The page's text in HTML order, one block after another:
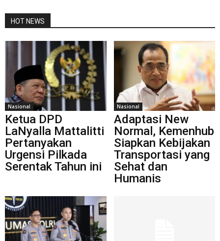
HOT NEWS
Nasional
Ketua DPD
LaNyalla Mattalitti
Pertanyakan
Urgensi Pilkada
Serentak Tahun ini
Nasional
Adaptasi New
Normal, Kemenhub
Siapkan Kebijakan
Transportasi yang
Sehat dan
Humanis